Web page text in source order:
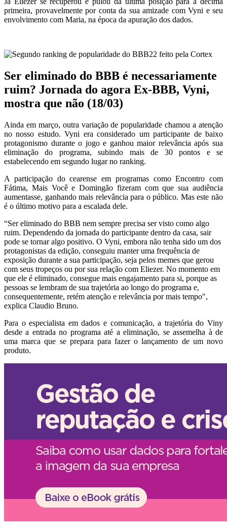
primeira, provavelmente por conta da sua amizade com Vyni e seu
envolvimento com Maria, na época da apuração dos dados.
Ser eliminado do BBB é necessariamente
ruim? Jornada do agora Ex-BBB, Vyni,
mostra que não (18/03)
Ainda em março, outra variação de popularidade chamou a atenção
no nosso estudo. Vyni era considerado um participante de baixo
protagonismo durante o jogo e ganhou maior relevância após sua
eliminação do programa, subindo mais de 30 pontos e se
estabelecendo em segundo lugar no ranking.
A participação do cearense em programas como Encontro com
Fátima, Mais Você e Domingão fizeram com que sua audiência
aumentasse, ganhando mais relevância para o público. Mas este não
é o último motivo para a escalada dele.
“Ser eliminado do BBB nem sempre precisa ser visto como algo
ruim. Dependendo da jornada do participante dentro da casa, sair
pode se tornar algo positivo. O Vyni, embora não tenha sido um dos
protagonistas da edição, conseguiu manter uma frequência de
exposição durante a sua participação, seja pelos memes que gerou
com seus tropeços ou por sua relação com Eliezer. No momento em
que ele é eliminado, consegue mais engajamento para si, porque as
pessoas se lembram de sua trajetória ao longo do programa e,
consequentemente, retém atenção e relevância por mais tempo",
explica Claudio Bruno.
Para o especialista em dados e comunicação, a trajetória do Viny
desde a entrada no programa até a eliminação, se assemelha à de
uma marca que se prepara para fazer o lançamento de um novo
produto.